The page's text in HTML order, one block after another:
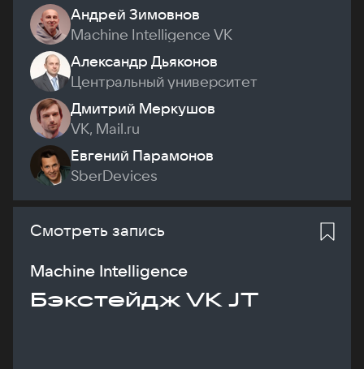
Андрей Зимовнов
Machine Intelligence VK
Александр Дьяконов
Центральный университет
Дмитрий Меркушов
VK, Mail.ru
Евгений Парамонов
SberDevices
Смотреть запись
Machine Intelligence
Бэкстейдж VK JT